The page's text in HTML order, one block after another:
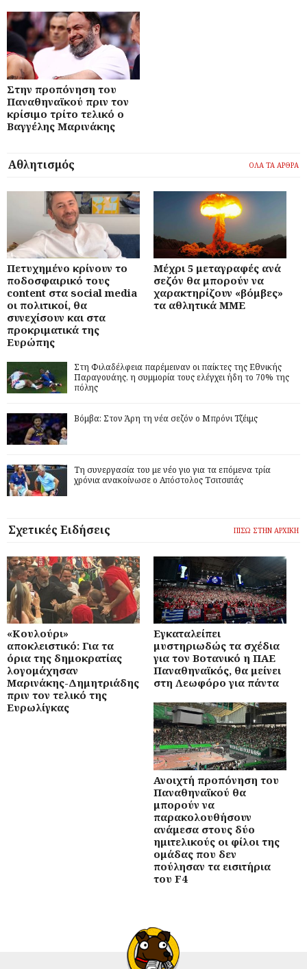
Στην προπόνηση του
Παναθηναϊκού πριν τον
κρίσιμο τρίτο τελικό ο
Βαγγέλης Μαρινάκης
Αθλητισμός ΟΛΑ ΤΑ ΑΡΘΡΑ
Πετυχημένο κρίνουν το
ποδοσφαιρικό τους
content στα social media
οι πολιτικοί, θα
συνεχίσουν και στα
προκριματικά της
Ευρώπης
Μέχρι 5 μεταγραφές ανά
σεζόν θα μπορούν να
χαρακτηρίζουν «βόμβες»
τα αθλητικά ΜΜΕ
Στη Φιλαδέλφεια παρέμειναν οι παίκτες της Εθνικής
Παραγουάης, η συμμορία τους ελέγχει ήδη το 70% της
πόλης
Βόμβα: Στον Άρη τη νέα σεζόν ο Μπρόνι Τζέιμς
Τη συνεργασία του με νέο γιο για τα επόμενα τρία
χρόνια ανακοίνωσε ο Απόστολος Τσιτσιπάς
Σχετικές Ειδήσεις ΠΙΣΩ ΣΤΗΝ ΑΡΧΙΚΗ
«Κουλούρι»
αποκλειστικό: Για τα
όρια της δημοκρατίας
λογομάχησαν
Μαρινάκης-Δημητριάδης
πριν τον τελικό της
Ευρωλίγκας
Εγκαταλείπει
μυστηριωδώς τα σχέδια
για τον Βοτανικό η ΠΑΕ
Παναθηναϊκός, θα μείνει
στη Λεωφόρο για πάντα
Ανοιχτή προπόνηση του
Παναθηναϊκού θα
μπορούν να
παρακολουθήσουν
ανάμεσα στους δύο
ημιτελικούς οι φίλοι της
ομάδας που δεν
πούλησαν τα εισιτήρια
του F4